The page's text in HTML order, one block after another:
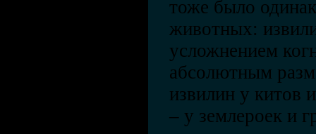
тоже было
животных:
усложнением
абсолютным
извилин у китов
– у землероек и